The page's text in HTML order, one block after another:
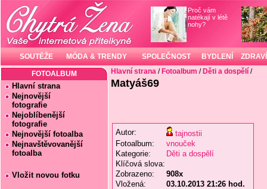
Proč vám
natékají v létě
nohy?
SOUTĚŽE MÓDA & TRENDY SPOLEČNOST BYDLENÍ ZDRAVÍ
FOTOALBUM
Hlavní strana
Nejnovější
fotografie
Nejoblíbenější
fotografie
Nejnovější fotoalba
Nejnavštěvovanější
fotoalba
Vložit novou fotku
Hlavní strana / Fotoalbum / Děti a dospělí /
Matyáš69
Autor:
tajnostii
Fotoalbum:
vnouček
Kategorie:
Děti a dospělí
Klíčová slova:
Zobrazeno:
908x
Vložená:
03.10.2013 21:26 hod.